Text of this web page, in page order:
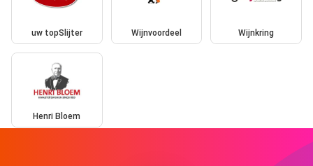
uw topSlijter Wijnvoordeel Wijnkring
Henri Bloem